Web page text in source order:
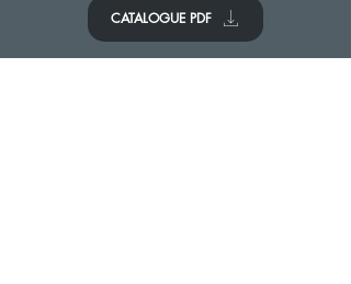
CATALOGUE PDF